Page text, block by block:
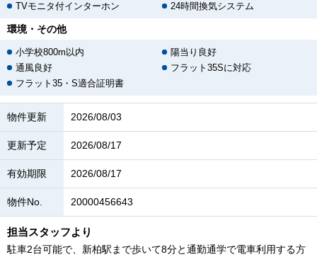
TVモニタ付インターホン
24時間換気システム
環境・その他
小学校800m以内
陽当り良好
通風良好
フラット35Sに対応
フラット35・S適合証明書
物件更新 2026/08/03
更新予定 2026/08/17
有効期限 2026/08/17
物件No. 20000456643
担当スタッフより
駐車2台可能で、新柏駅まで歩いて8分と通勤通学で電車利用する方